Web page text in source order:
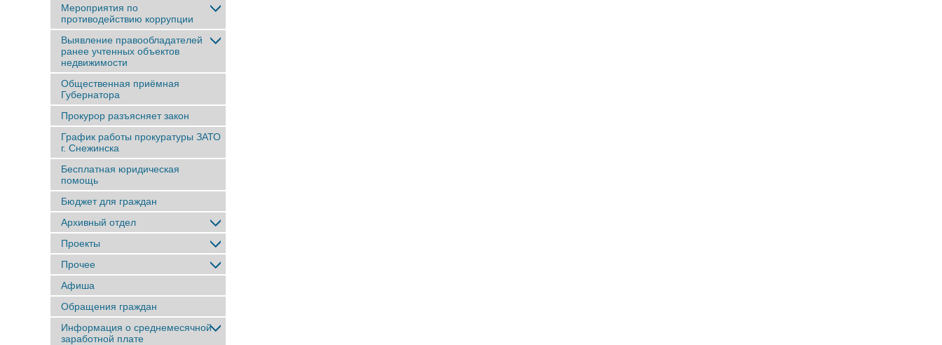
Мероприятия по
противодействию коррупции
Выявление правообладателей
ранее учтенныx объектов
недвижимости
Общественная приёмная
Губернатора
Прокурор разъясняет закон
График работы прокуратуры ЗАТО
г. Снежинска
Бесплатная юридическая
помощь
Бюджет для граждан
Архивный отдел
Проекты
Прочее
Афиша
Обращения граждан
Информация о среднемесячной
заработной плате